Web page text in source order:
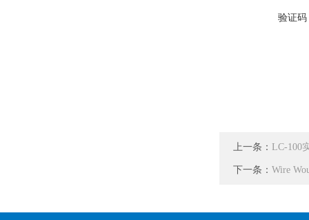
验证码
上一条： LC-100
下一条： Wire